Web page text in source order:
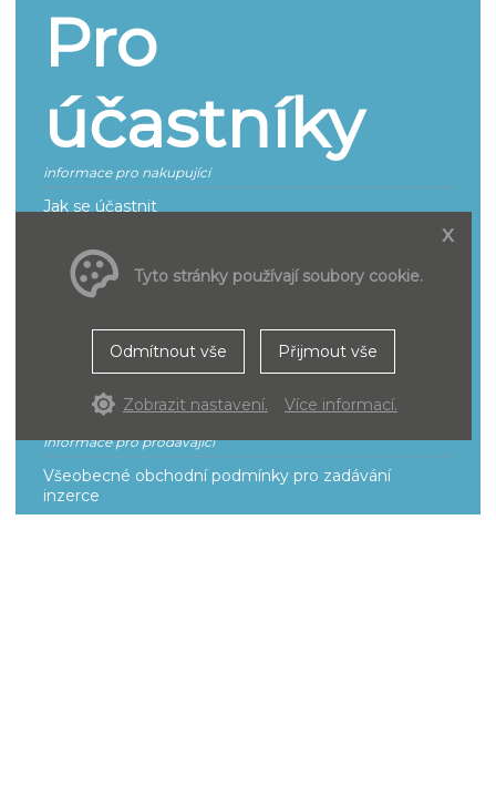
Pro
účastníky
informace pro nakupující
Jak se účastnit
Pro
prodávající
informace pro prodávající
Všeobecné obchodní podmínky pro zadávání
inzerce
x
Tyto stránky používají soubory cookie.
Odmítnout vše Přijmout vše
Zobrazit nastavení. Více informací.